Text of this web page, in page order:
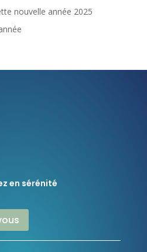
nouvelle année 2025
en sérénité